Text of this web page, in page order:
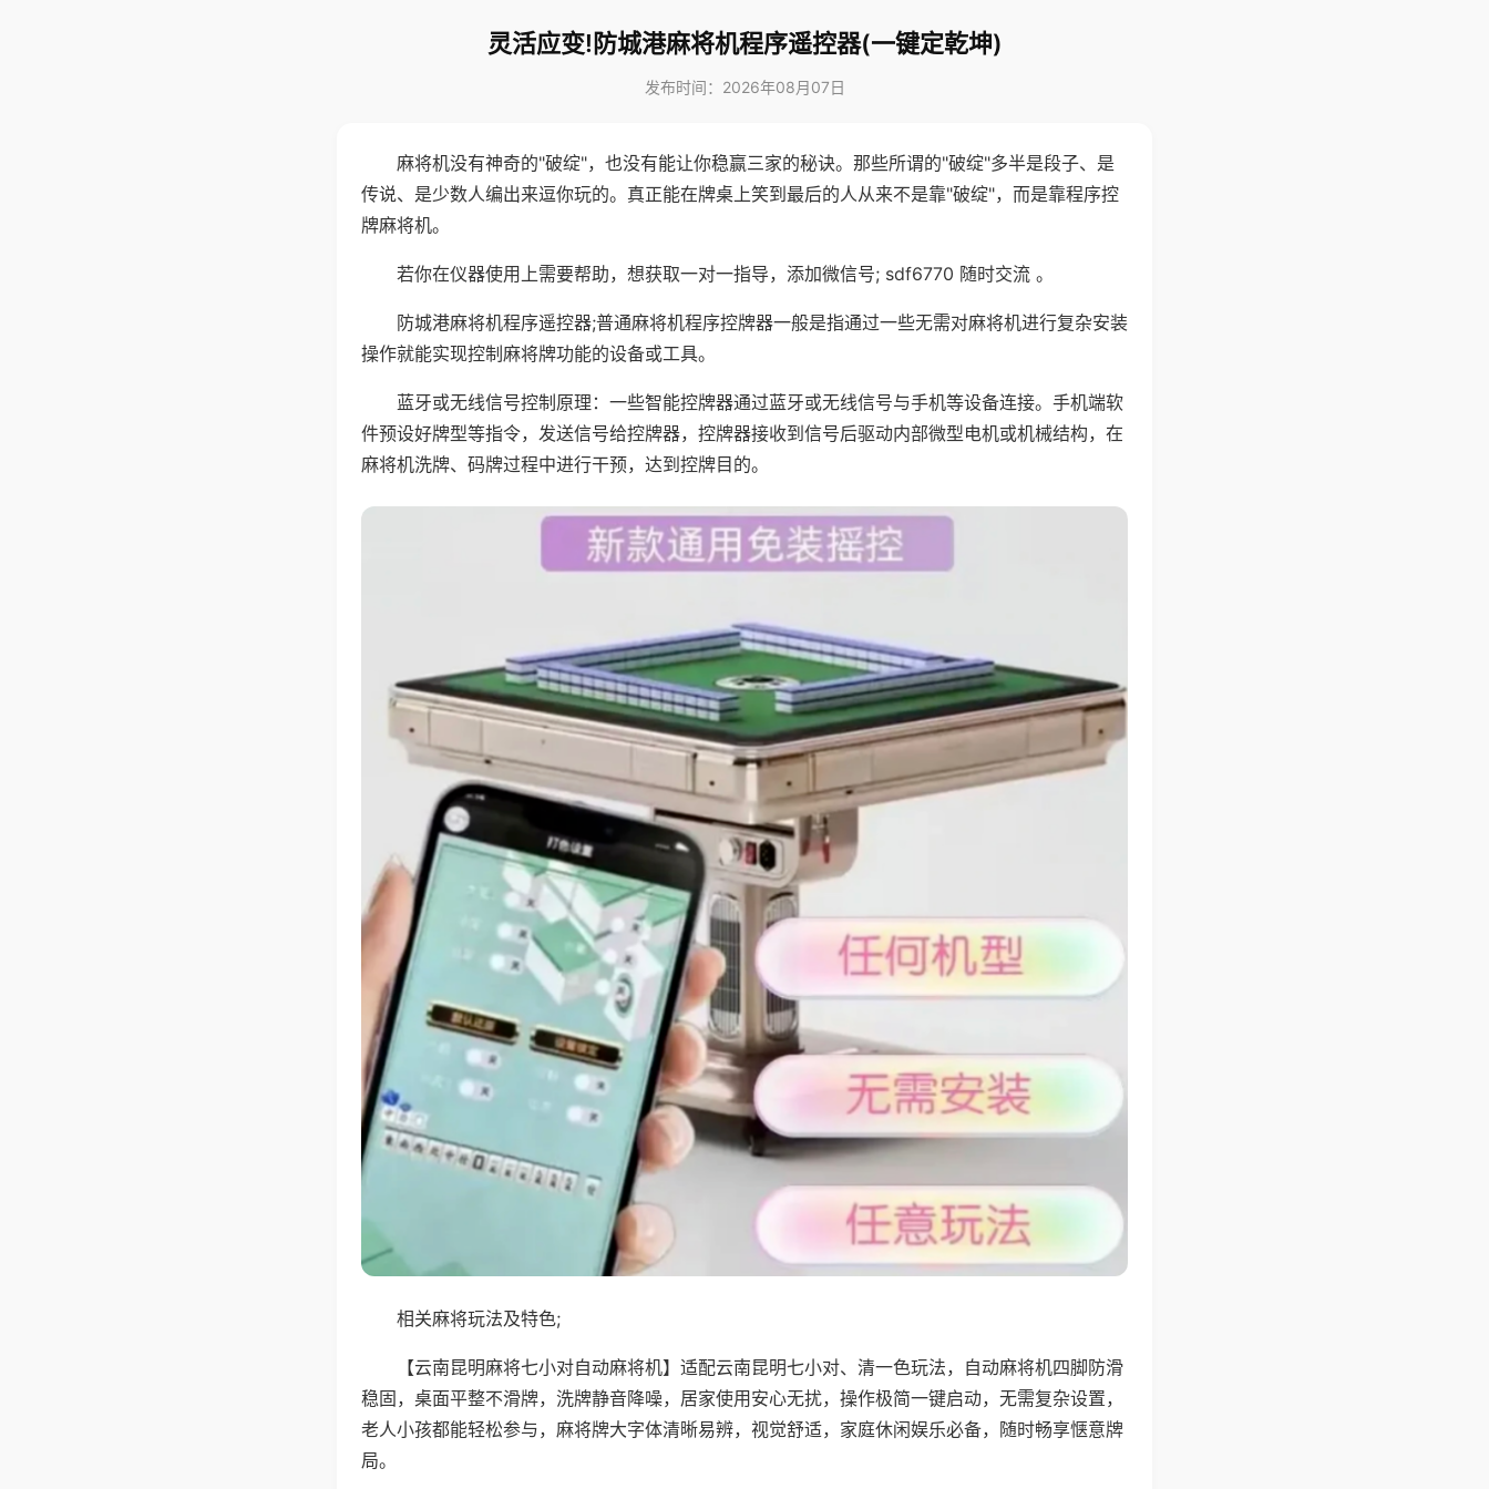
灵活应变!防城港麻将机程序遥控器(一键定乾坤)
发布时间：2026年08月07日
麻将机没有神奇的"破绽"，也没有能让你稳赢三家的秘诀。那些所谓的"破绽"多半是段子、是
传说、是少数人编出来逗你玩的。真正能在牌桌上笑到最后的人从来不是靠"破绽"，而是靠程序控
牌麻将机。
若你在仪器使用上需要帮助，想获取一对一指导，添加微信号; sdf6770 随时交流 。
防城港麻将机程序遥控器;普通麻将机程序控牌器一般是指通过一些无需对麻将机进行复杂安装
操作就能实现控制麻将牌功能的设备或工具。
蓝牙或无线信号控制原理：一些智能控牌器通过蓝牙或无线信号与手机等设备连接。手机端软
件预设好牌型等指令，发送信号给控牌器，控牌器接收到信号后驱动内部微型电机或机械结构，在
麻将机洗牌、码牌过程中进行干预，达到控牌目的。
相关麻将玩法及特色;
【云南昆明麻将七小对自动麻将机】适配云南昆明七小对、清一色玩法，自动麻将机四脚防滑
稳固，桌面平整不滑牌，洗牌静音降噪，居家使用安心无扰，操作极简一键启动，无需复杂设置，
老人小孩都能轻松参与，麻将牌大字体清晰易辨，视觉舒适，家庭休闲娱乐必备，随时畅享惬意牌
局。